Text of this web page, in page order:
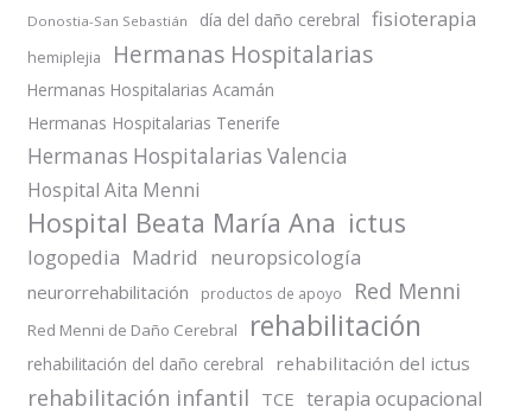
Donostia-San Sebastián día del daño cerebral fisioterapia
hemiplejia Hermanas Hospitalarias
Hermanas Hospitalarias Acamán
Hermanas Hospitalarias Tenerife
Hermanas Hospitalarias Valencia
Hospital Aita Menni
Hospital Beata María Ana ictus
logopedia Madrid neuropsicología
neurorrehabilitación productos de apoyo Red Menni
Red Menni de Daño Cerebral rehabilitación
rehabilitación del daño cerebral rehabilitación del ictus
rehabilitación infantil TCE terapia ocupacional